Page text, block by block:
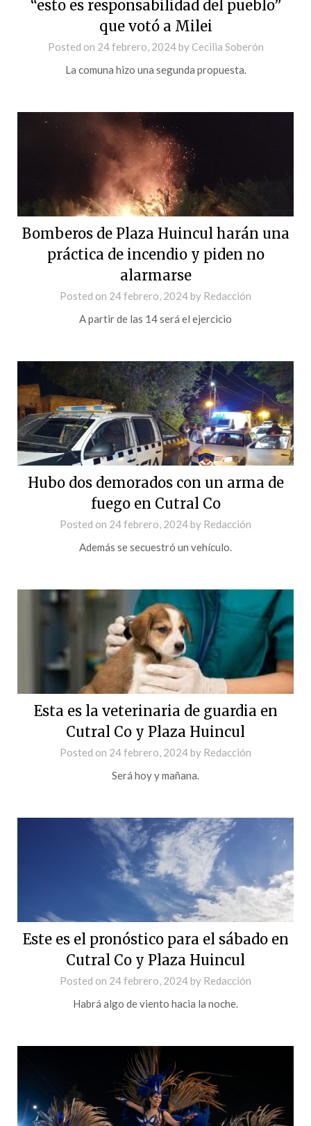
“esto es responsabilidad del pueblo”
que votó a Milei
Posted on 24 febrero, 2024by Cecilia Soberón
La comuna hizo una segunda propuesta.
Bomberos de Plaza Huincul harán una
práctica de incendio y piden no
alarmarse
Posted on 24 febrero, 2024by Redacción
A partir de las 14 será el ejercicio
Hubo dos demorados con un arma de
fuego en Cutral Co
Posted on 24 febrero, 2024by Redacción
Además se secuestró un vehículo.
Esta es la veterinaria de guardia en
Cutral Co y Plaza Huincul
Posted on 24 febrero, 2024by Redacción
Será hoy y mañana.
Este es el pronóstico para el sábado en
Cutral Co y Plaza Huincul
Posted on 24 febrero, 2024by Redacción
Habrá algo de viento hacia la noche.